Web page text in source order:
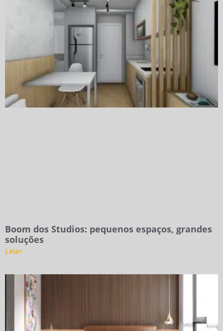
Boom dos Studios: pequenos espaços, grandes
soluções
Leia+